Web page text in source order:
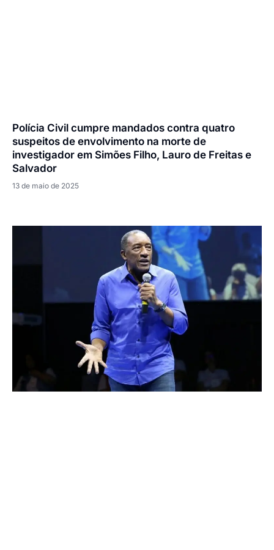
Polícia Civil cumpre mandados contra quatro
suspeitos de envolvimento na morte de
investigador em Simões Filho, Lauro de Freitas e
Salvador
13 de maio de 2025